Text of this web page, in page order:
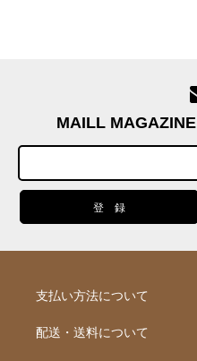
MAILL MAGAZINE
支払い方法について
配送・送料について